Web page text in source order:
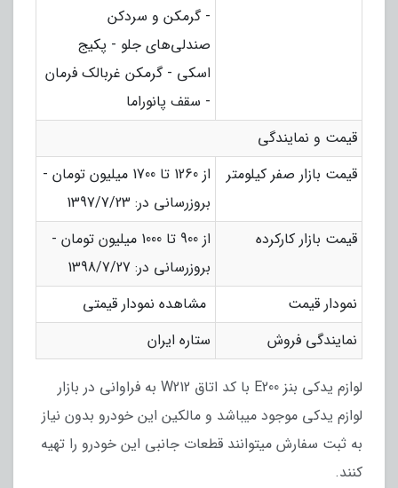
- گرمکن و سردکن
صندلی‌های جلو - پکیج
اسکی - گرمکن غربالک فرمان
- سقف پانوراما
قیمت و نمایندگی
قیمت بازار صفر کیلومتر
از 1260 تا 1700 میلیون تومان -
بروزرسانی در: 1397/7/23
قیمت بازار کارکرده
از 900 تا 1000 میلیون تومان -
بروزرسانی در: 1398/7/27
نمودار قیمت
مشاهده نمودار قیمتی
نمایندگی فروش
ستاره ایران
لوازم یدکی بنز E200 با کد اتاق W212 به فراوانی در بازار
لوازم یدکی موجود میباشد و مالکین این خودرو بدون نیاز
به ثبت سفارش میتوانند قطعات جانبی این خودرو را تهیه
کنند.